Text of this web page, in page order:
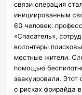
связи операция
инициированным
60 человек:
«Спасатель»,
волонтеры
местные жители.
помощью
эвакуировали. Этот
о рисках фрирайда